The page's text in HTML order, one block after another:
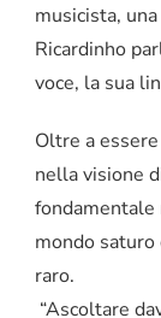
musicista,
Ricardinho
voce, la sua
Oltre a
nella visione
fondamentale
mondo saturo
raro.
“Ascoltare